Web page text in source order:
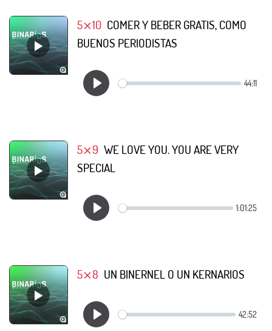
5⨯10 COMER Y BEBER GRATIS, COMO
BUENOS PERIODISTAS
5⨯9 WE LOVE YOU. YOU ARE VERY
SPECIAL
5⨯8 UN BINERNEL O UN KERNARIOS